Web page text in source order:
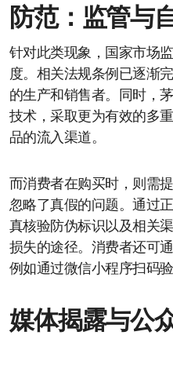
防范：监管与
针对此类现象，国家市场
度。相关法规条例已逐渐
的生产和销售者。同时，
技术，采取更为有效的多
品的流入渠道。
而消费者在购买时，则需
忽略了真假的问题。通过
真核验防伪标识以及相关
损失的途径。消费者还可
例如通过微信小程序扫码验
媒体揭露与公